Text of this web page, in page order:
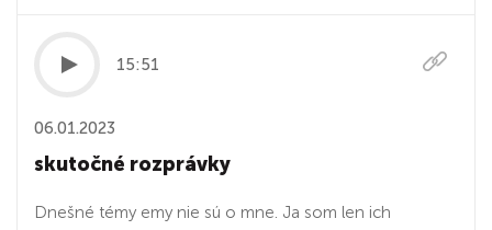
15:51
06.01.2023
skutočné rozprávky
Dnešné témy emy nie sú o mne. Ja som len ich